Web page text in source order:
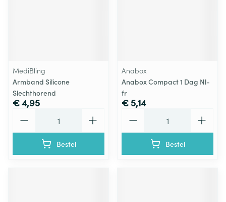
MediBling
Armband Silicone
Slechthorend
€ 4,95
Bestel
Anabox
Anabox Compact 1 Dag Nl-
fr
€ 5,14
Bestel